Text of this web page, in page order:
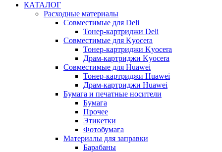
КАТАЛОГ
Расходные материалы
Совместимые для Deli
Тонер-картриджи Deli
Совместимые для Kyocera
Тонер-картриджи Kyocera
Драм-картриджи Kyocera
Совместимые для Huawei
Тонер-картриджи Huawei
Драм-картриджи Huawei
Бумага и печатные носители
Бумага
Прочее
Этикетки
Фотобумага
Материалы для заправки
Барабаны